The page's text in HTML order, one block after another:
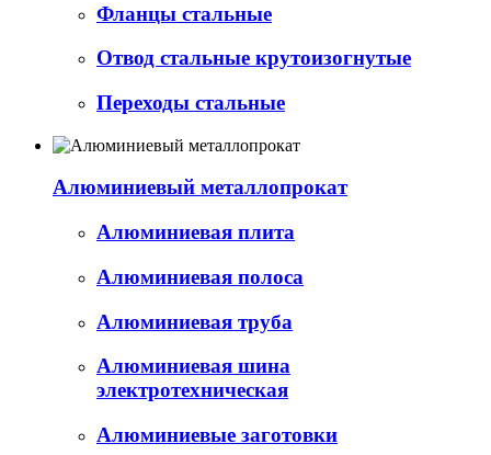
Фланцы стальные
Отвод стальные крутоизогнутые
Переходы стальные
Алюминиевый металлопрокат
Алюминиевая плита
Алюминиевая полоса
Алюминиевая труба
Алюминиевая шина
электротехническая
Алюминиевые заготовки